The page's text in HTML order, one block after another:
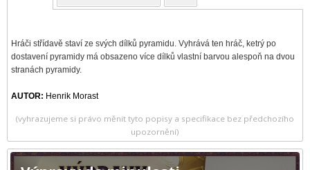
Hráči střídavě staví ze svých dílků pyramidu. Vyhrává ten hráč, ketrý po
dostavení pyramidy má obsazeno více dílků vlastní barvou alespoň na dvou
stranách pyramidy.
AUTOR: Henrik Morast
(vyhrazujeme si právo měnit tyto popisy a specifikace bez předchozího
upozornění)